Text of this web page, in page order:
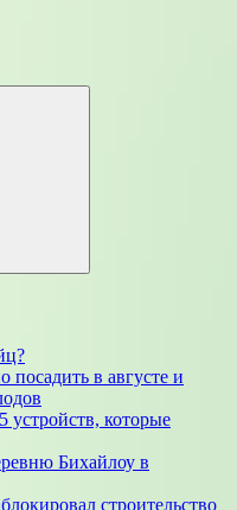
посадить в августе и
устройств, которые
Бихайлоу в
строительство